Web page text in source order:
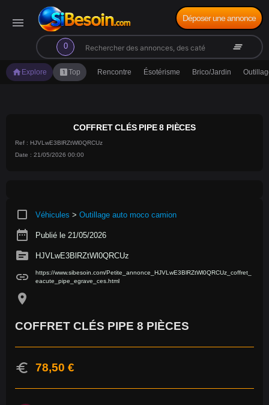
menu
0
search clear_all
Déposer une annonce
home Explore looks_oneTop Rencontre Ésotérisme Brico/Jardin
COFFRET CLÉS PIPE 8 PIÈCES
Ref : HJVLwE3BlRZtWl0QRCUz
Date : 21/05/2026 00:00
crop_square Véhicules > Outillage auto moco camion
date_range Publié le 21/05/2026
source HJVLwE3BlRZtWl0QRCUz
link
https://www.sibesoin.com/Petite_annonce_HJVLwE3BlRZtWl0QRCUz_coffret_
eacute_pipe_egrave_ces.html
location_on
COFFRET CLÉS PIPE 8 PIÈCES
euro 78,50 €